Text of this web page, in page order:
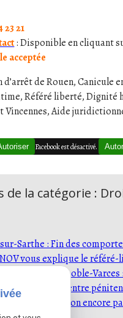
23 21
: Disponible en cliquant
acceptée
d’arrêt de Rouen,
Référé liberté, Dignité
Vincennes, Aide
Facebook est désactivé.
de la catégorie :
Sarthe : Fin des
vous explique le
à Grenoble-
estivale au centre
Varces : peut-on encore